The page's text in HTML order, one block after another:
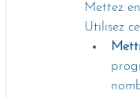
Mettez
Utilisez